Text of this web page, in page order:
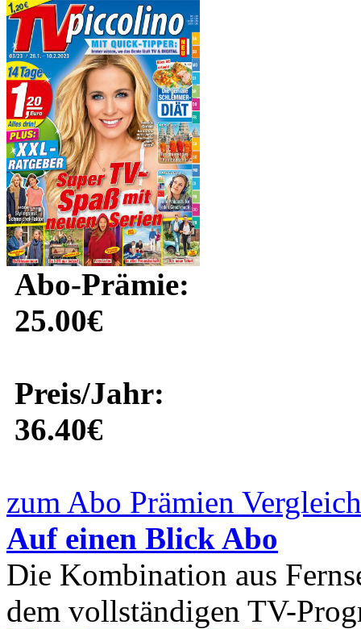
Abo-Prämie:
25.00€
Preis/Jahr:
36.40€
zum Abo Prämien
Auf einen Blick Abo
Die Kombination aus
dem vollständigen TV-